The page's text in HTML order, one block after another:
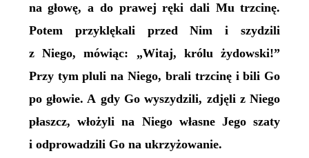
na głowę, a do prawej ręki dali Mu trzcinę.
Potem przyklękali przed Nim i szydzili
z Niego, mówiąc: „Witaj, królu żydowski!”
Przy tym pluli na Niego, brali trzcinę i bili Go
po głowie. A gdy Go wyszydzili, zdjęli z Niego
płaszcz, włożyli na Niego własne Jego szaty
i odprowadzili Go na ukrzyżowanie.